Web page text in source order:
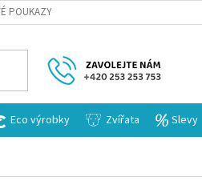
POUKAZY
Eco výrobky Zvířata Slevy